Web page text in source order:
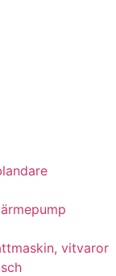
vitvaror